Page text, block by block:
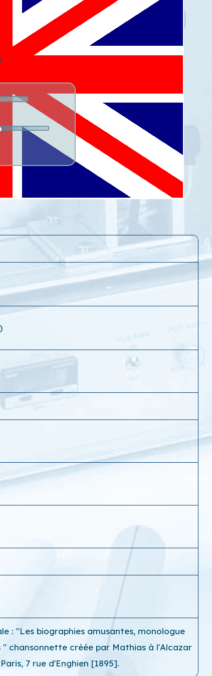
: "Les biographies amusantes, monologue
chansonnette créée par Mathias à l'Alcazar
7 rue d'Enghien [1895].